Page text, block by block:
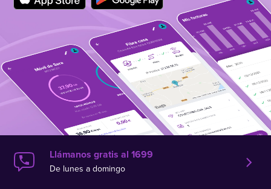
Llámanos gratis al 1699
De lunes a domingo